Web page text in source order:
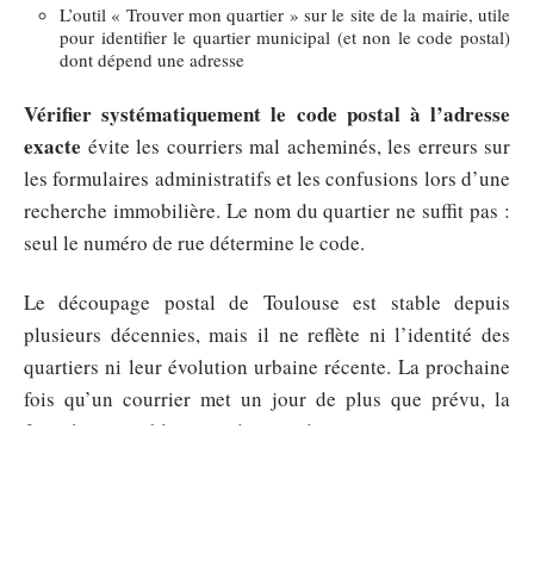
L’outil « Trouver mon quartier » sur le site de la mairie, utile
pour identifier le quartier municipal (et non le code postal)
dont dépend une adresse
Vérifier systématiquement le code postal à l’adresse
exacte évite les courriers mal acheminés, les erreurs sur
les formulaires administratifs et les confusions lors d’une
recherche immobilière. Le nom du quartier ne suffit pas :
seul le numéro de rue détermine le code.
Le découpage postal de Toulouse est stable depuis
plusieurs décennies, mais il ne reflète ni l’identité des
quartiers ni leur évolution urbaine récente. La prochaine
fois qu’un courrier met un jour de plus que prévu, la
frontière invisible entre deux codes postaux en est peut-